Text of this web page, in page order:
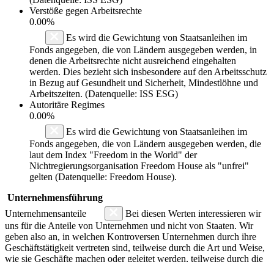
Verstöße gegen Arbeitsrechte
0.00%
Es wird die Gewichtung von Staatsanleihen im
Fonds angegeben, die von Ländern ausgegeben werden, in
denen die Arbeitsrechte nicht ausreichend eingehalten
werden. Dies bezieht sich insbesondere auf den Arbeitsschutz
in Bezug auf Gesundheit und Sicherheit, Mindestlöhne und
Arbeitszeiten. (Datenquelle: ISS ESG)
Autoritäre Regimes
0.00%
Es wird die Gewichtung von Staatsanleihen im
Fonds angegeben, die von Ländern ausgegeben werden, die
laut dem Index "Freedom in the World" der
Nichtregierungsorganisation Freedom House als "unfrei"
gelten (Datenquelle: Freedom House).
Unternehmensführung
Unternehmensanteile
Bei diesen Werten interessieren wir
uns für die Anteile von Unternehmen und nicht von Staaten. Wir
geben also an, in welchen Kontroversen Unternehmen durch ihre
Geschäftstätigkeit vertreten sind, teilweise durch die Art und Weise,
wie sie Geschäfte machen oder geleitet werden, teilweise durch die